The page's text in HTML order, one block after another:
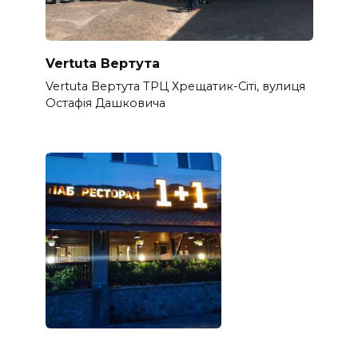
Vertuta Вертута
Vertuta Вертута ТРЦ Хрещатик-Сіті, вулиця
Остафія Дашковича